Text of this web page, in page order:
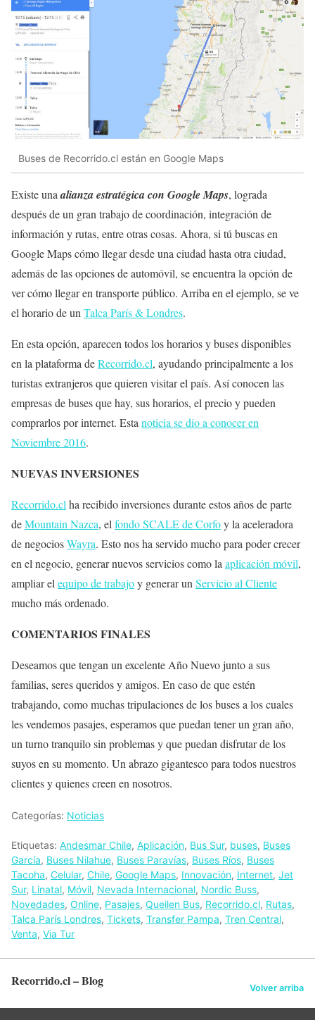
Buses de Recorrido.cl están en Google Maps
Existe unaalianza estratégica con Google Maps, lograda
después de un gran trabajo de coordinación, integración de
información y rutas, entre otras cosas. Ahora, si tú buscas en
Google Maps cómo llegar desde una ciudad hasta otra ciudad,
además de las opciones de automóvil, se encuentra la opción de
ver cómo llegar en transporte público. Arriba en el ejemplo, se ve
el horario de unTalca París & Londres.
En esta opción, aparecen todos los horarios y buses disponibles
en la plataforma deRecorrido.cl, ayudando principalmente a los
turistas extranjeros que quieren visitar el país. Así conocen las
empresas de buses que hay, sus horarios, el precio y pueden
comprarlos por internet. Estanoticia se dio a conocer en
Noviembre 2016.
NUEVAS INVERSIONES
Recorrido.clha recibido inversiones durante estos años de parte
deMountain Nazca, elfondo SCALE de Corfoy la aceleradora
de negociosWayra. Esto nos ha servido mucho para poder crecer
en el negocio, generar nuevos servicios como laaplicación móvil,
ampliar elequipo de trabajoy generar unServicio al Cliente
mucho más ordenado.
COMENTARIOS FINALES
Deseamos que tengan un excelente Año Nuevo junto a sus
familias, seres queridos y amigos. En caso de que estén
trabajando, como muchas tripulaciones de los buses a los cuales
les vendemos pasajes, esperamos que puedan tener un gran año,
un turno tranquilo sin problemas y que puedan disfrutar de los
suyos en su momento. Un abrazo gigantesco para todos nuestros
clientes y quienes creen en nosotros.
Categorías: Noticias
Etiquetas: Andesmar Chile, Aplicación, Bus Sur, buses, Buses
García, Buses Nilahue, Buses Paravías, Buses Ríos, Buses
Tacoha, Celular, Chile, Google Maps, Innovación, Internet, Jet
Sur, Linatal, Móvil, Nevada Internacional, Nordic Buss,
Novedades, Online, Pasajes, Queilen Bus, Recorrido.cl, Rutas,
Talca París Londres, Tickets, Transfer Pampa, Tren Central,
Venta, Via Tur
Recorrido.cl – Blog Volver arriba